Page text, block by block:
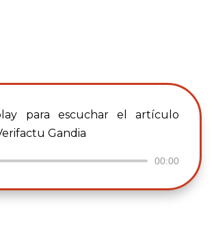
para escuchar el artículo
Gandia
00:00